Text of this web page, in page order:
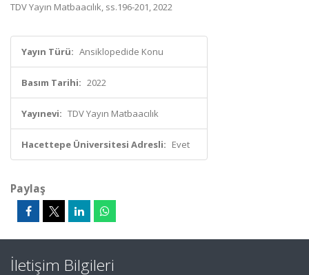
TDV Yayın Matbaacılık, ss.196-201, 2022
Yayın Türü: Ansiklopedide Konu
Basım Tarihi: 2022
Yayınevi: TDV Yayın Matbaacılık
Hacettepe Üniversitesi Adresli: Evet
Paylaş
İletişim Bilgileri